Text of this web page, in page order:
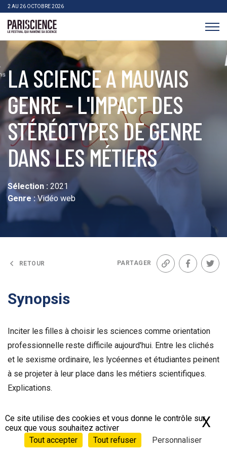
>Aller au contenu
2 AU 26 OCTOBRE 2026
LA SCIENCE A MAUVAIS
GENRE - L'IMPACT DES
STÉRÉOTYPES DE GENRE
DANS LES MÉTIERS
Sélection : 2021
Genre :Vidéo web
RETOUR PARTAGER
Lien Facebook
Synopsis
Inciter les filles à choisir les sciences comme orientation
professionnelle reste difficile aujourd'hui. Entre les clichés
et le sexisme ordinaire, les lycéennes et étudiantes peinent
à se projeter à leur place dans les métiers scientifiques.
Explications.
Épisode à découvrir sur Lumni :
https://www.lumni.fr/video/l-impact-des-stereotypes-
Panneau de gestion des cookies
Ce site utilise des cookies et vous donne le contrôle sur
ceux que vous souhaitez activer
Tout accepter
Tout refuser Personnaliser
X